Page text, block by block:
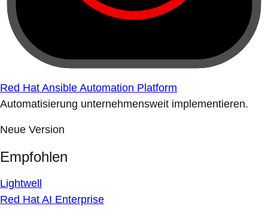
Red Hat Ansible Automation Platform
Automatisierung unternehmensweit implementieren.
Neue Version
Empfohlen
Lightwell
Red Hat AI Enterprise